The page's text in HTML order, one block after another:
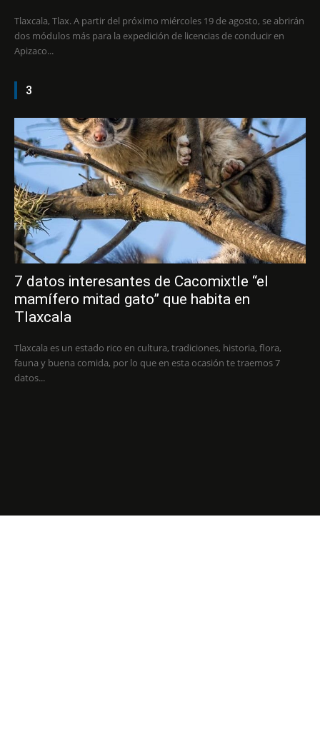
Tlaxcala, Tlax. A partir del próximo miércoles 19 de agosto, se abrirán
dos módulos más para la expedición de licencias de conducir en
Apizaco...
3
7 datos interesantes de Cacomixtle “el
mamífero mitad gato” que habita en
Tlaxcala
Tlaxcala es un estado rico en cultura, tradiciones, historia, flora,
fauna y buena comida, por lo que en esta ocasión te traemos 7
datos...